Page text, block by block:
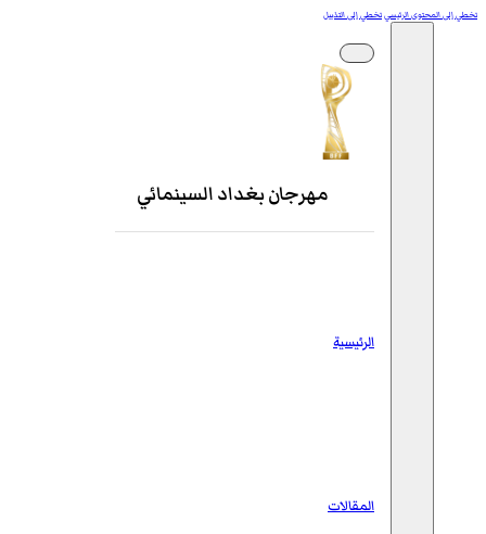
تخطي إلى المحتوى الرئيسيتخطي إلى التذييل
مهرجان بغداد السينمائي
الرئيسية
المقالات